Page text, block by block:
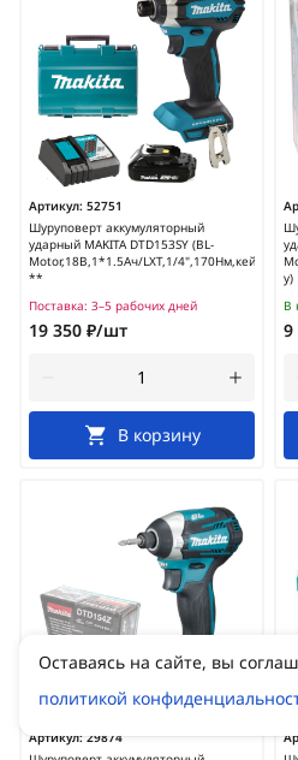
Артикул: 52751
Шуруповерт аккумуляторный
ударный MAKITA DTD153SY (BL-
Motor,18В,1*1.5Ач/LXT,1/4",170Нм,кейс)
**
Поставка: 3–5 рабочих дней
19 350 ₽/шт
В корзину
у)
В
9
Артикул: 29874
Оставаясь на сайте, вы
политикой